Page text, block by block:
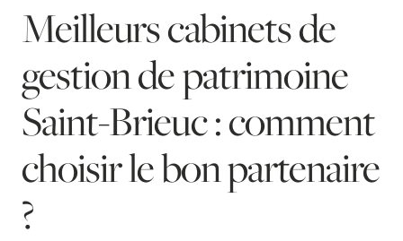
Meilleurs cabinets de
gestion de patrimoine
Saint-Brieuc : comment
choisir le bon partenaire
?